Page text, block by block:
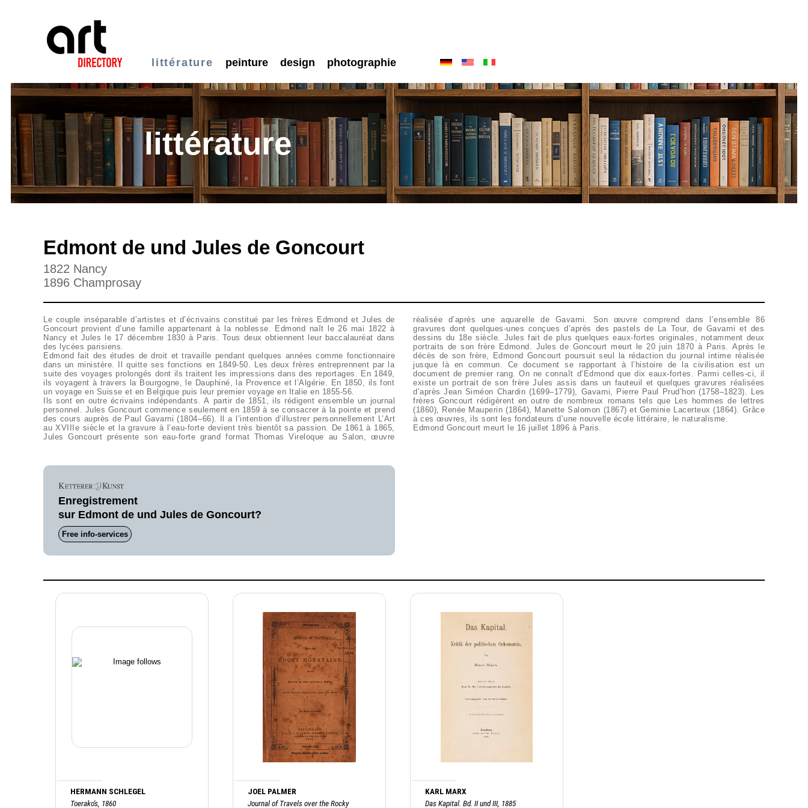
littérature peinture design photographie
littérature
Edmont de und Jules de Goncourt
1822 Nancy
1896 Champrosay
Le couple inséparable d’artistes et d’écrivains constitué par les frères Edmond et Jules de
Goncourt provient d’une famille appartenant à la noblesse. Edmond naît le 26 mai 1822 à
Nancy et Jules le 17 décembre 1830 à Paris. Tous deux obtiennent leur baccalauréat dans
des lycées parisiens.
Edmond fait des études de droit et travaille pendant quelques années comme fonctionnaire
dans un ministère. Il quitte ses fonctions en 1849-50. Les deux frères entreprennent par la
suite des voyages prolongés dont ils traitent les impressions dans des reportages. En 1849,
ils voyagent à travers la Bourgogne, le Dauphiné, la Provence et l’Algérie. En 1850, ils font
un voyage en Suisse et en Belgique puis leur premier voyage en Italie en 1855-56.
Ils sont en outre écrivains indépendants. A partir de 1851, ils rédigent ensemble un journal
personnel. Jules Goncourt commence seulement en 1859 à se consacrer à la pointe et prend
des cours auprès de Paul Gavarni (1804–66). Il a l’intention d’illustrer personnellement L’Art
au XVIIIe siècle et la gravure à l’eau-forte devient très bientôt sa passion. De 1861 à 1865,
Jules Goncourt présente son eau-forte grand format Thomas Vireloque au Salon, œuvre
réalisée d’après une aquarelle de Gavarni. Son œuvre comprend dans l’ensemble 86
gravures dont quelques-unes conçues d’après des pastels de La Tour, de Gavarni et des
dessins du 18e siècle. Jules fait de plus quelques eaux-fortes originales, notamment deux
portraits de son frère Edmond. Jules de Goncourt meurt le 20 juin 1870 à Paris. Après le
décès de son frère, Edmond Goncourt poursuit seul la rédaction du journal intime réalisée
jusque là en commun. Ce document se rapportant à l’histoire de la civilisation est un
document de premier rang. On ne connaît d’Edmond que dix eaux-fortes. Parmi celles-ci, il
existe un portrait de son frère Jules assis dans un fauteuil et quelques gravures réalisées
d’après Jean Siméon Chardin (1699–1779), Gavarni, Pierre Paul Prud’hon (1758–1823). Les
frères Goncourt rédigèrent en outre de nombreux romans tels que Les hommes de lettres
(1860), Renée Mauperin (1864), Manette Salomon (1867) et Geminie Lacerteux (1864). Grâce
à ces œuvres, ils sont les fondateurs d’une nouvelle école littéraire, le naturalisme.
Edmond Goncourt meurt le 16 juillet 1896 à Paris.
Enregistrement
sur Edmont de und Jules de Goncourt?
Free info-services
HERMANN SCHLEGEL
Toerako's, 1860
JOEL PALMER
Journal of Travels over the Rocky
KARL MARX
Das Kapital. Bd. II und III, 1885